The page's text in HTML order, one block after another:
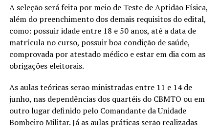
A seleção será feita por meio de Teste de Aptidão Física,
além do preenchimento dos demais requisitos do edital,
como: possuir idade entre 18 e 50 anos, até a data de
matrícula no curso, possuir boa condição de saúde,
comprovada por atestado médico e estar em dia com as
obrigações eleitorais.
As aulas teóricas serão ministradas entre 11 e 14 de
junho, nas dependências dos quartéis do CBMTO ou em
outro lugar definido pelo Comandante da Unidade
Bombeiro Militar. Já as aulas práticas serão realizadas